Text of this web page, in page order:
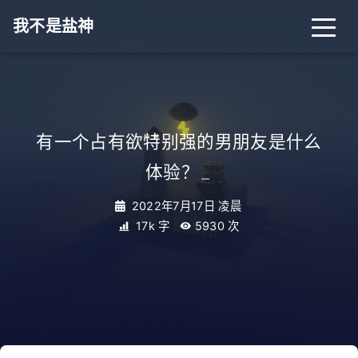
我不是盐神
有一个占有欲特别强的男朋友是什么
体验？
_
2022年7月17日 凌晨
17k 字
5930 次